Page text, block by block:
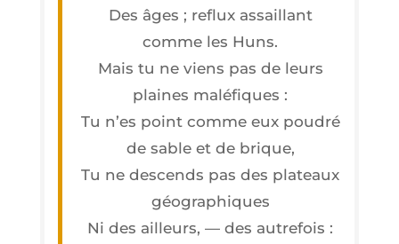
Des âges ; reflux assaillant
comme les Huns.
Mais tu ne viens pas de leurs
plaines maléfiques :
Tu n’es point comme eux pou­dré
de sable et de brique,
Tu ne des­cends pas des pla­teaux
géographiques
Ni des ailleurs, — des autre­fois :